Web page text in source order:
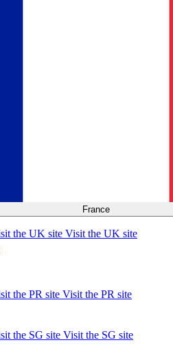
France
Visit the UK site
Visit the PR site
Visit the SG site